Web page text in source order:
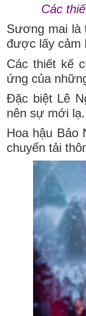
Các
Sương mai là
được lấy cảm
Các thiết kế
ứng của
Đặc biệt Lê
nên sự mới lạ.
Hoa hậu Bảo
chuyển tải